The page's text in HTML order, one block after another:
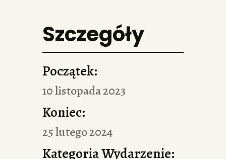
Szczegóły
Początek:
10 listopada 2023
Koniec:
25 lutego 2024
Kategoria Wydarzenie: